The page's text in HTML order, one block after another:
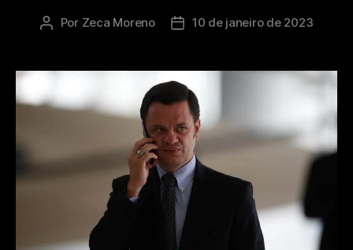
Por Zeca Moreno 10 de janeiro de 2023